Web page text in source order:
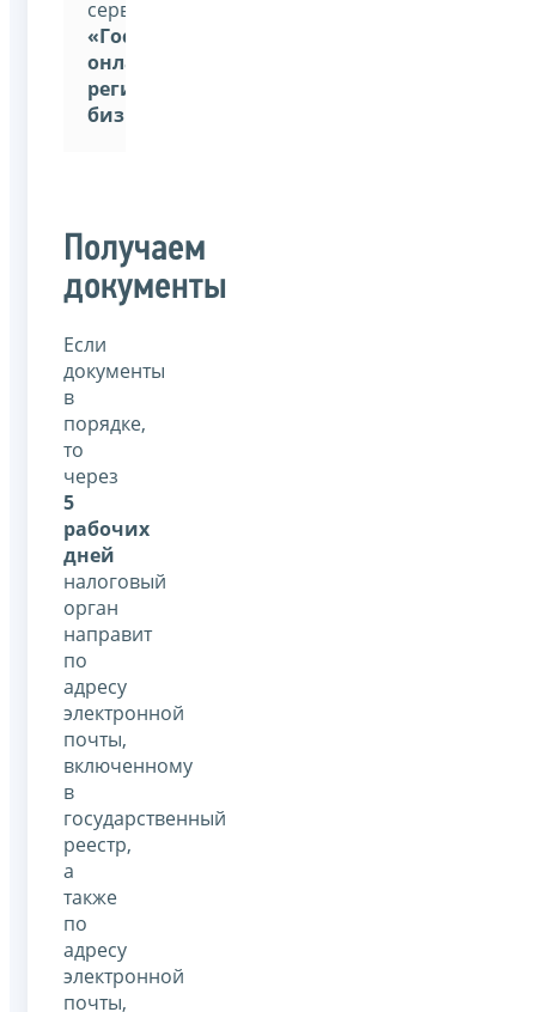
сервиса:
«Государственная
онлайн-
регистрация
бизнеса»
Получаем
документы
Если
документы
в
порядке,
то
через
5
рабочих
дней
налоговый
орган
направит
по
адресу
электронной
почты,
включенному
в
государственный
реестр,
а
также
по
адресу
электронной
почты,